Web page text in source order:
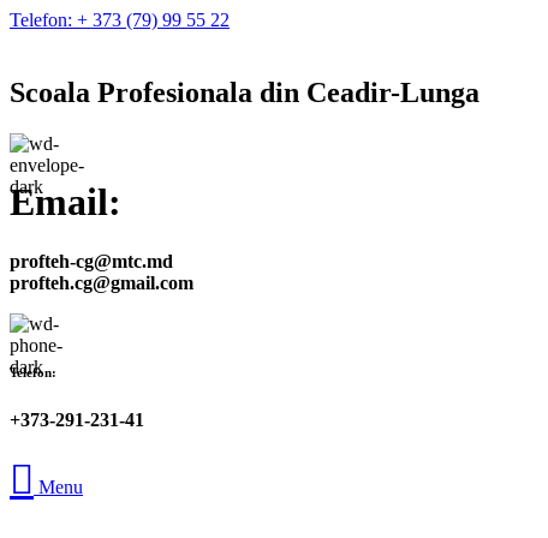
Telefon: + 373 (79) 99 55 22
Scoala Profesionala din Ceadir-Lunga
Email:
profteh-cg@mtc.md
profteh.cg@gmail.com
Telefon:
+373-291-231-41
Menu